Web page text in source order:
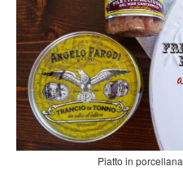
Piatto in porcellana